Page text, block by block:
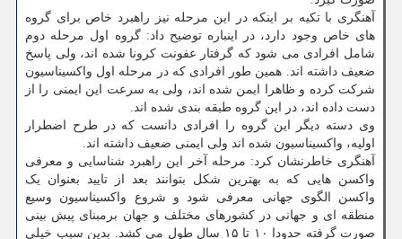
آهنگری با تکیه بر اینکه در این مرحله نیز راهبرد خاص برای گروه
های خاص وجود دارد، در اینباره توضیح داد: گروه اول مرحله دوم
شامل افرادی می شود که گرفتار عفونت کرونا شده اند، ولی پاسخ
ضعیف داشته اند. همین طور افرادی که در مرحله اول واکسیناسیون
شرکت کرده و ظاهرا ایمن شده اند، ولی به سرعت این ایمنی را از
دست داده اند، در این گروه طبقه بندی شده اند.
وی دسته دیگر این گروه را افرادی دانست که در طرح اضطرار
اولیه، واکسیناسیون شده اند ولی ایمنی ضعیف داشته اند.
آهنگری خاطرنشان کرد: مرحله آخر این راهبرد شناسایی و معرفی
واکسن هایی که به بهترین شکل بتوانند بعد از تایید بعنوان یک
واکسن الگوی جهانی معرفی شود و شروع واکسیناسیون وسیع
منطقه ای و جهانی در کشورهای مختلف و جهان برمبنای پیش بینی
صورت گرفته حدودا ۱۰ تا ۱۵ سال طول می کشد. بدین سبب خیلی